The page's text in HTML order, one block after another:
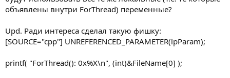
объявлены внутри ForThread) переменные?
Upd. Ради интереса сделал такую фишку:
[SOURCE="cpp"] UNREFERENCED_PARAMETER(lpParam);
printf( "ForThread(): 0x%X\n", (int)&FileName[0] );